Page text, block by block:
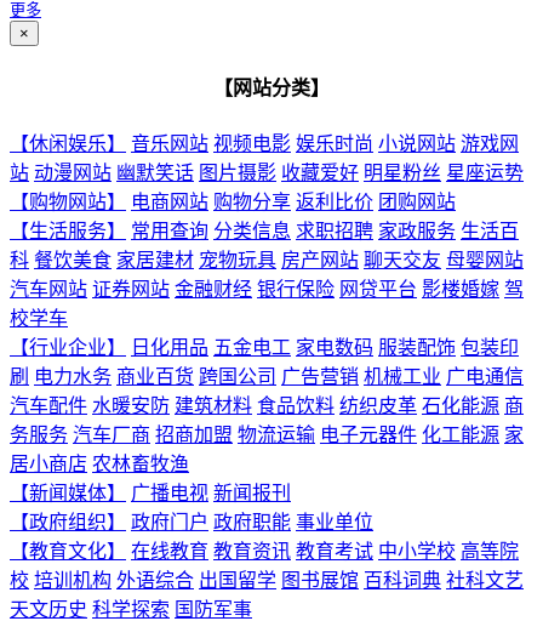
更多
×
【网站分类】
【休闲娱乐】 音乐网站 视频电影 娱乐时尚 小说网站 游戏网
站 动漫网站 幽默笑话 图片摄影 收藏爱好 明星粉丝 星座运势
【购物网站】
电商网站 购物分享 返利比价 团购网站
【生活服务】
常用查询 分类信息 求职招聘 家政服务 生活百
科 餐饮美食 家居建材 宠物玩具 房产网站 聊天交友 母婴网站
汽车网站 证券网站 金融财经 银行保险 网贷平台 影楼婚嫁 驾
校学车
【行业企业】
日化用品 五金电工 家电数码 服装配饰 包装印
刷 电力水务 商业百货 跨国公司 广告营销 机械工业 广电通信
汽车配件 水暖安防 建筑材料 食品饮料 纺织皮革 石化能源 商
务服务 汽车厂商 招商加盟 物流运输 电子元器件 化工能源 家
居小商店 农林畜牧渔
【新闻媒体】
广播电视 新闻报刊
【政府组织】
政府门户 政府职能 事业单位
【教育文化】
在线教育 教育资讯 教育考试 中小学校 高等院
校 培训机构 外语综合 出国留学 图书展馆 百科词典 社科文艺
天文历史 科学探索 国防军事